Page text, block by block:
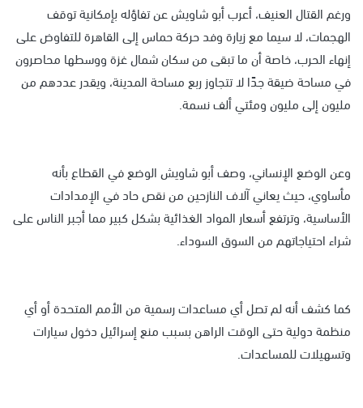
ورغم القتال العنيف، أعرب أبو شاويش عن تفاؤله بإمكانية توقف
الهجمات، لا سيما مع زيارة وفد حركة حماس إلى القاهرة للتفاوض على
إنهاء الحرب، خاصة أن ما تبقى من سكان شمال غزة ووسطها محاصرون
في مساحة ضيقة جدًا لا تتجاوز ربع مساحة المدينة، ويقدر عددهم من
مليون إلى مليون ومئتي ألف نسمة.
وعن الوضع الإنساني، وصف أبو شاويش الوضع في القطاع بأنه
مأساوي، حيث يعاني آلاف النازحين من نقص حاد في الإمدادات
الأساسية، وترتفع أسعار المواد الغذائية بشكل كبير مما أجبر الناس على
شراء احتياجاتهم من السوق السوداء.
كما كشف أنه لم تصل أي مساعدات رسمية من الأمم المتحدة أو أي
منظمة دولية حتى الوقت الراهن بسبب منع إسرائيل دخول سيارات
وتسهيلات للمساعدات.